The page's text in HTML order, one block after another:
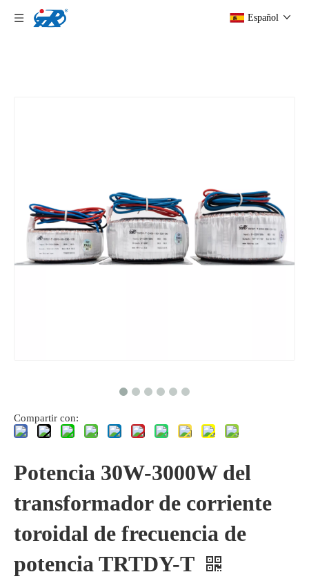
Español
Compartir con:
Potencia 30W-3000W del
transformador de corriente
toroidal de frecuencia de
potencia TRTDY-T